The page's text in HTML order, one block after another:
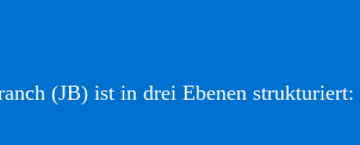
(JB) ist in drei Ebenen